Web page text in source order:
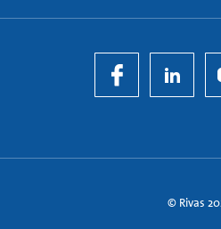
© Rivas